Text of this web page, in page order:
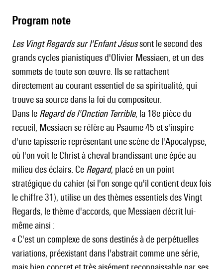
Program note
Les Vingt Regards sur l'Enfant Jésussont le second des
grands cycles pianistiques d'Olivier Messiaen, et un des
sommets de toute son œuvre. Ils se rattachent
directement au courant essentiel de sa spiritualité, qui
trouve sa source dans la foi du compositeur.
Dans le Regard de l'Onction Terrible, la 18e pièce du
recueil, Messiaen se réfère au Psaume 45 et s'inspire
d'une tapisserie représentant une scène de l'Apocalypse,
où l'on voit le Christ à cheval brandissant une épée au
milieu des éclairs. Ce Regard, placé en un point
stratégique du cahier (si l'on songe qu'il contient deux fois
le chiffre 31), utilise un des thèmes essentiels des Vingt
Regards, le thème d'accords, que Messiaen décrit lui-
même ainsi :
« C'est un complexe de sons destinés à de perpétuelles
variations, préexistant dans l'abstrait comme une série,